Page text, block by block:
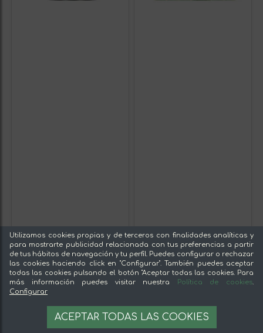
Utilizamos cookies propias y de terceros con finalidades analíticas y
para mostrarte publicidad relacionada con tus preferencias a partir
de tus hábitos de navegación y tu perfil. Puedes configurar o rechazar
las cookies haciendo click en "Configurar". También puedes aceptar
todas las cookies pulsando el botón "Aceptar todas las cookies. Para
más información puedes visitar nuestra
Política de cookies.
Configurar
ACEPTAR TODAS LAS COOKIES